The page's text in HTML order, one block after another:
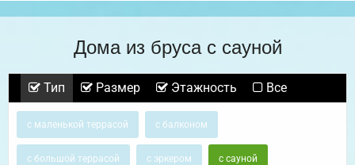
Дома из бруса с сауной
Тип Размер Этажность Все
с маленькой террасой с балконом
с большой террасой с эркером с сауной